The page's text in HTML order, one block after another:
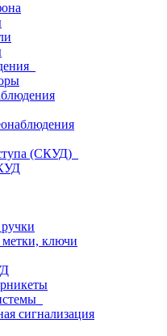
(СКУД)
ключи
сигнализация